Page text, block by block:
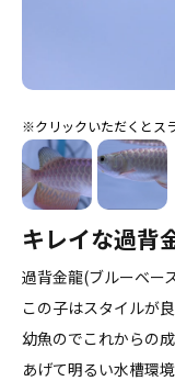
キレイな過
過背金龍(ブルーベー
この子はスタイルが
幼魚のでこれからの
あげて明るい水槽環